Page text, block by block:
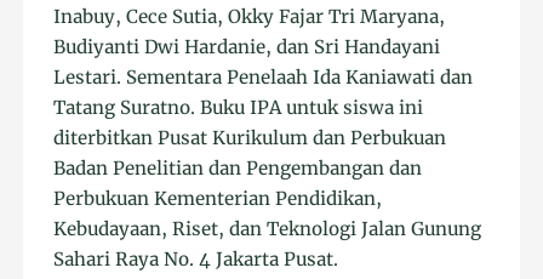
Inabuy, Cece Sutia, Okky Fajar Tri Maryana,
Budiyanti Dwi Hardanie, dan Sri Handayani
Lestari. Sementara Penelaah Ida Kaniawati dan
Tatang Suratno. Buku IPA untuk siswa ini
diterbitkan Pusat Kurikulum dan Perbukuan
Badan Penelitian dan Pengembangan dan
Perbukuan Kementerian Pendidikan,
Kebudayaan, Riset, dan Teknologi Jalan Gunung
Sahari Raya No. 4 Jakarta Pusat.